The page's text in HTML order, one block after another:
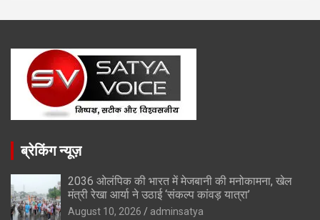
ब्रेकिंग न्यूज़
2036 ओलंपिक की भारत में मेजबानी की मनोकामना, खेल
मंत्री रेखा आर्या ने उठाई ‘संकल्प कांवड़ यात्रा’
August 10, 2026 adminsatya